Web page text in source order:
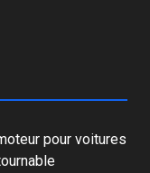
pour voitures